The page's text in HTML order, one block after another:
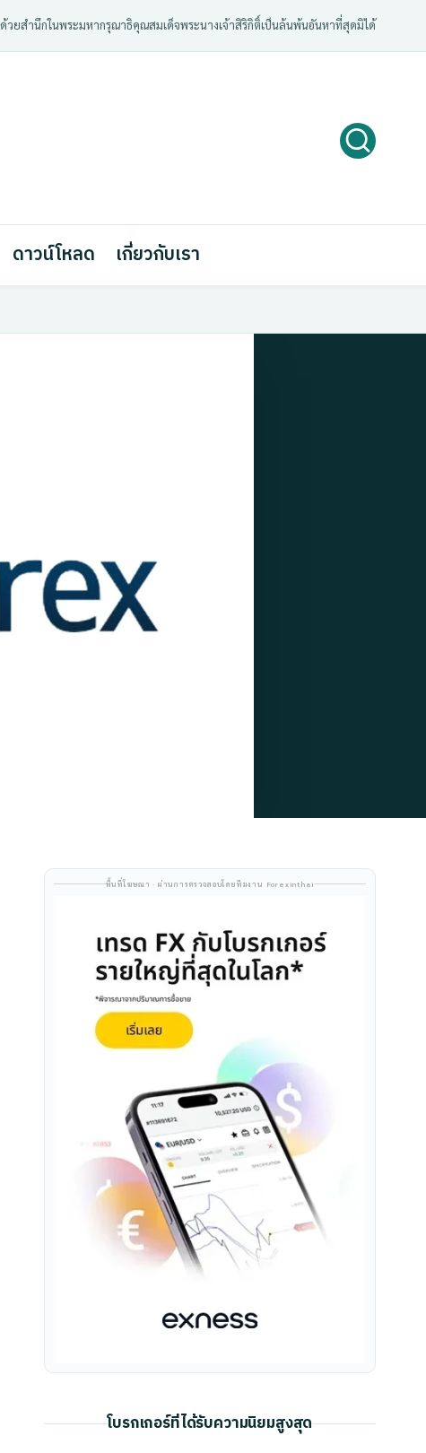
ด้วยสํานึกในพระมหากรุณาธิคุณสมเด็จพระนางเจ้าสิริกิติ์เป็นล้นพ้นอันหาที่สุดมิได้
ดาวน์โหลด เกี่ยวกับเรา
พื้นที่โฆษณา · ผ่านการตรวจสอบโดยทีมงาน Forexinthai
โบรกเกอร์ที่ได้รับความนิยมสูงสุด